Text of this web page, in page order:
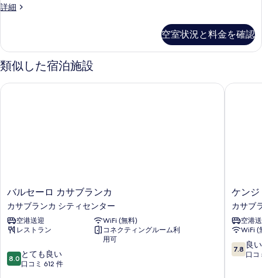
て
真
を
表
詳細
Superior
詳
細
空室状況と料金を確認
類似した宿泊施設
バ
ル
セ
ー
ロ
サ
ブ
バルセーロ カサブランカ
カサブランカ シティセンター
空港送迎
WiFi (無料)
レストラン
コネクティングルーム利
用可
10
段
8.0 とても良い
口コミ 612 件
バルセーロ カサブランカ
ケ
ン
ジ
バ
ス
マ
ホ
カサブ
空港
WiFi (
10
段
7.8 良い
口コ
ケンジ